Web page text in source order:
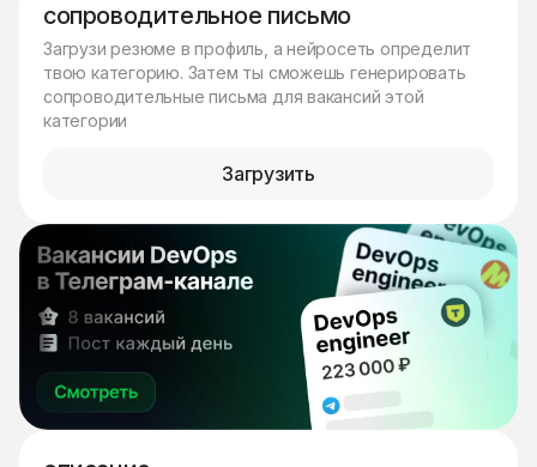
сопроводительное письмо
Загрузи резюме в профиль, а нейросеть определит
твою категорию. Затем ты сможешь генерировать
сопроводительные письма для вакансий этой
категории
Загрузить